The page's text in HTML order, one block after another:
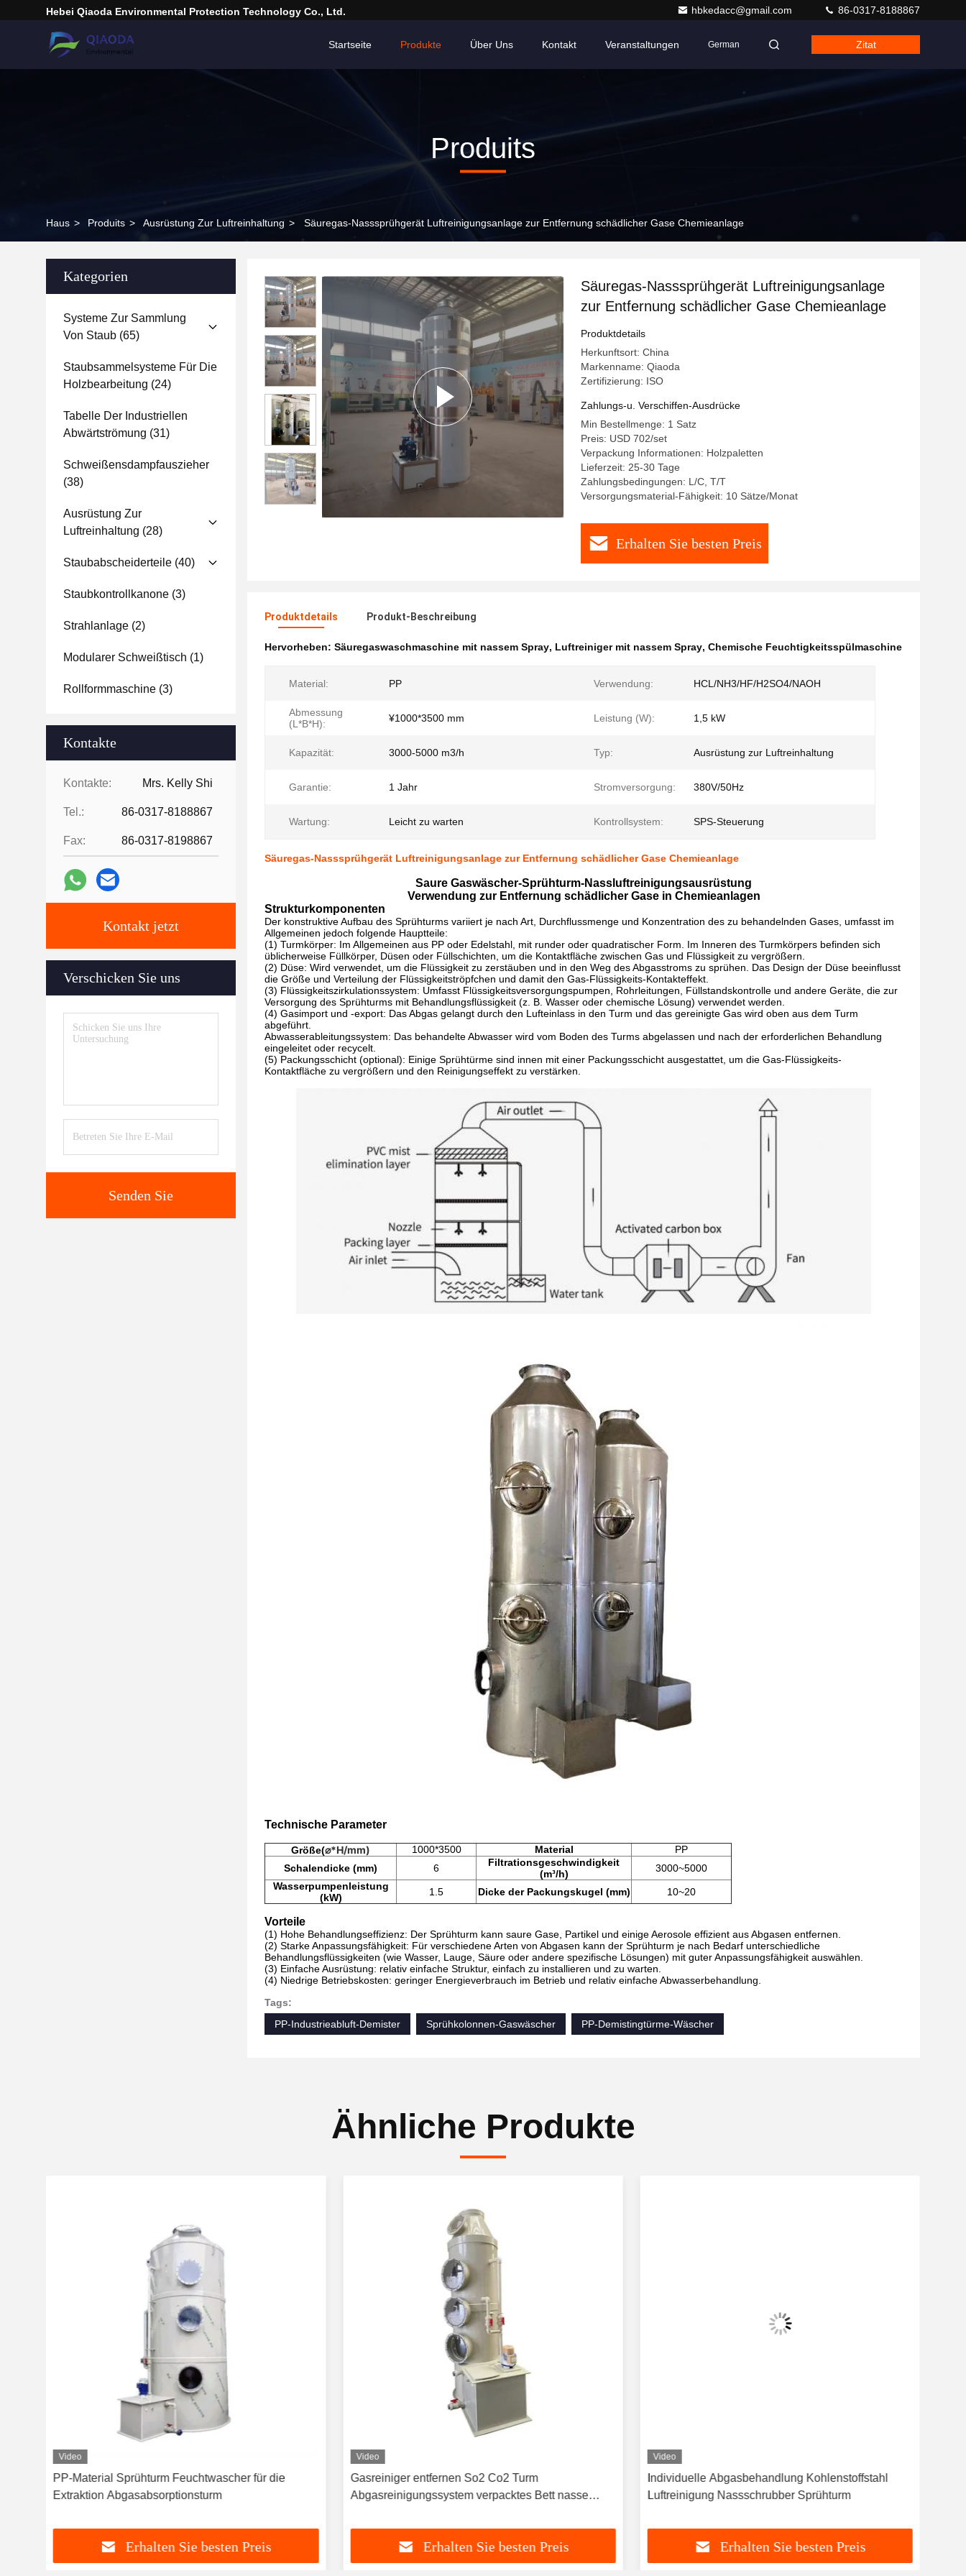
Hebei Qiaoda Environmental Protection Technology Co., Ltd. hbkedacc@gmail.com 86-0317-8188867
Startseite Produkte Über Uns Kontakt Veranstaltungen German Zitat
Produits
Haus > Produits > Ausrüstung Zur Luftreinhaltung > Säuregas-Nasssprühgerät Luftreinigungsanlage zur Entfernung schädlicher Gase Chemieanlage
Kategorien
Systeme Zur Sammlung
Von Staub (65)
Staubsammelsysteme Für Die
Holzbearbeitung (24)
Tabelle Der Industriellen
Abwärtströmung (31)
Schweißensdampfauszieher
(38)
Ausrüstung Zur
Luftreinhaltung (28)
Staubabscheiderteile (40)
Staubkontrollkanone (3)
Strahlanlage (2)
Modularer Schweißtisch (1)
Rollformmaschine (3)
Kontakte
Kontakte: Mrs. Kelly Shi
Tel.: 86-0317-8188867
Fax: 86-0317-8198867
Kontakt jetzt
Verschicken Sie uns
Senden Sie
Säuregas-Nasssprühgerät Luftreinigungsanlage
zur Entfernung schädlicher Gase Chemieanlage
Produktdetails
Herkunftsort: China
Markenname: Qiaoda
Zertifizierung: ISO
Zahlungs-u. Verschiffen-Ausdrücke
Min Bestellmenge: 1 Satz
Preis: USD 702/set
Verpackung Informationen: Holzpaletten
Lieferzeit: 25-30 Tage
Zahlungsbedingungen: L/C, T/T
Versorgungsmaterial-Fähigkeit: 10 Sätze/Monat
Erhalten Sie besten Preis
Produktdetails Produkt-Beschreibung
Hervorheben: Säuregaswaschmaschine mit nassem Spray, Luftreiniger mit nassem Spray, Chemische Feuchtigkeitsspülmaschine
Material: PP Verwendung: HCL/NH3/HF/H2SO4/NAOH
Abmessung
(L*B*H):
¥1000*3500 mm Leistung (W): 1,5 kW
Kapazität: 3000-5000 m3/h Typ: Ausrüstung zur Luftreinhaltung
Garantie: 1 Jahr Stromversorgung: 380V/50Hz
Wartung: Leicht zu warten Kontrollsystem: SPS-Steuerung
Säuregas-Nasssprühgerät Luftreinigungsanlage zur Entfernung schädlicher Gase Chemieanlage
Saure Gaswäscher-Sprühturm-Nassluftreinigungsausrüstung
Verwendung zur Entfernung schädlicher Gase in Chemieanlagen
Strukturkomponenten
Der konstruktive Aufbau des Sprühturms variiert je nach Art, Durchflussmenge und Konzentration des zu behandelnden Gases, umfasst im
Allgemeinen jedoch folgende Hauptteile:
(1) Turmkörper: Im Allgemeinen aus PP oder Edelstahl, mit runder oder quadratischer Form. Im Inneren des Turmkörpers befinden sich
üblicherweise Füllkörper, Düsen oder Füllschichten, um die Kontaktfläche zwischen Gas und Flüssigkeit zu vergrößern.
(2) Düse: Wird verwendet, um die Flüssigkeit zu zerstäuben und in den Weg des Abgasstroms zu sprühen. Das Design der Düse beeinflusst
die Größe und Verteilung der Flüssigkeitströpfchen und damit den Gas-Flüssigkeits-Kontakteffekt.
(3) Flüssigkeitszirkulationssystem: Umfasst Flüssigkeitsversorgungspumpen, Rohrleitungen, Füllstandskontrolle und andere Geräte, die zur
Versorgung des Sprühturms mit Behandlungsflüssigkeit (z. B. Wasser oder chemische Lösung) verwendet werden.
(4) Gasimport und -export: Das Abgas gelangt durch den Lufteinlass in den Turm und das gereinigte Gas wird oben aus dem Turm
abgeführt.
Abwasserableitungssystem: Das behandelte Abwasser wird vom Boden des Turms abgelassen und nach der erforderlichen Behandlung
eingeleitet oder recycelt.
(5) Packungsschicht (optional): Einige Sprühtürme sind innen mit einer Packungsschicht ausgestattet, um die Gas-Flüssigkeits-
Kontaktfläche zu vergrößern und den Reinigungseffekt zu verstärken.
Technische Parameter
Größe(⌀*H/mm) 1000*3500 Material
PP
Schalendicke (mm)
6
Filtrationsgeschwindigkeit
(m³/h)
3000~5000
Wasserpumpenleistung
(kW)
1.5 Dicke der Packungskugel (mm) 10~20
Vorteile
(1) Hohe Behandlungseffizienz: Der Sprühturm kann saure Gase, Partikel und einige Aerosole effizient aus Abgasen entfernen.
(2) Starke Anpassungsfähigkeit: Für verschiedene Arten von Abgasen kann der Sprühturm je nach Bedarf unterschiedliche
Behandlungsflüssigkeiten (wie Wasser, Lauge, Säure oder andere spezifische Lösungen) mit guter Anpassungsfähigkeit auswählen.
(3) Einfache Ausrüstung: relativ einfache Struktur, einfach zu installieren und zu warten.
(4) Niedrige Betriebskosten: geringer Energieverbrauch im Betrieb und relativ einfache Abwasserbehandlung.
Tags:
PP-Industrieabluft-Demister
Sprühkolonnen-Gaswäscher PP-Demistingtürme-Wäscher
Ähnliche Produkte
Video
PP-Material Sprühturm Feuchtwascher für die
Extraktion Abgasabsorptionsturm
Erhalten Sie besten Preis
Video
Gasreiniger entfernen So2 Co2 Turm
Abgasreinigungssystem verpacktes Bett nasse
Erhalten Sie besten Preis
Video
Individuelle Abgasbehandlung Kohlenstoffstahl
Luftreinigung Nassschrubber Sprühturm
Erhalten Sie besten Preis